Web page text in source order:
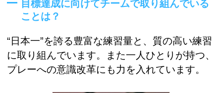
目標達成に向けてチームで取り組んでいる
ことは？
“日本一”を誇る豊富な練習量と、質の高い練習
に取り組んでいます。また一人ひとりが持つ、
プレーへの意識改革にも力を入れています。